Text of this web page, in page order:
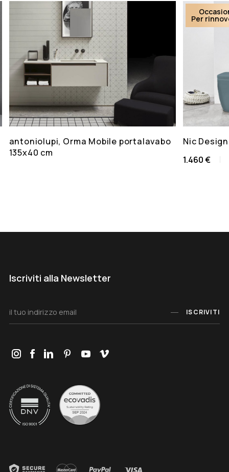
antoniolupi, Orma Mobile portalavabo
135x40 cm
Per
Nic
1.460 €
Iscriviti alla Newsletter
ISCRIVITI